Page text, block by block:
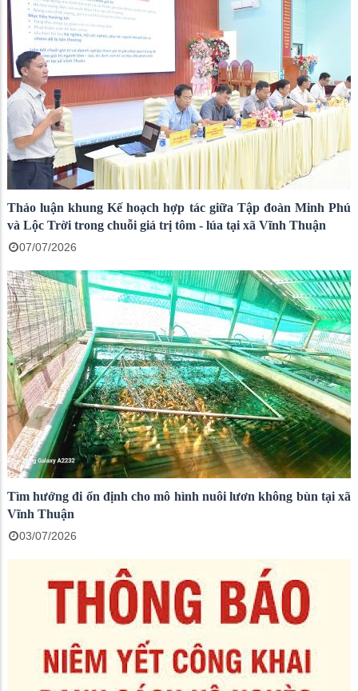
Thảo luận khung Kế hoạch hợp tác giữa Tập đoàn Minh Phú
và Lộc Trời trong chuỗi giá trị tôm - lúa tại xã Vĩnh Thuận
07/07/2026
Tìm hướng đi ổn định cho mô hình nuôi lươn không bùn tại xã
Vĩnh Thuận
03/07/2026